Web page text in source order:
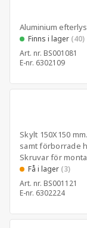
Aluminium
Finns i lager (40)
Art. nr. BS001081
E-nr. 6302109
Skylt 150X150
samt förborrade
Skruvar för
Få i lager (3)
Art. nr. BS001121
E-nr. 6302224